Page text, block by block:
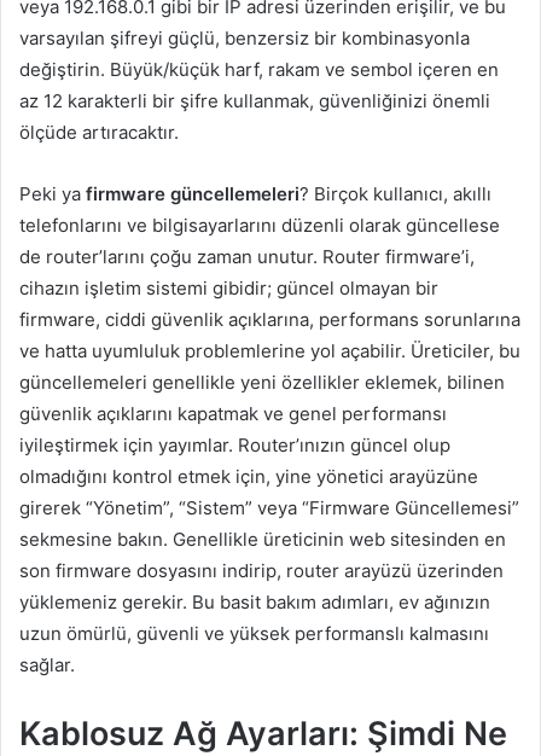
veya 192.168.0.1 gibi bir IP adresi üzerinden erişilir, ve bu
varsayılan şifreyi güçlü, benzersiz bir kombinasyonla
değiştirin. Büyük/küçük harf, rakam ve sembol içeren en
az 12 karakterli bir şifre kullanmak, güvenliğinizi önemli
ölçüde artıracaktır.
Peki ya firmware güncellemeleri? Birçok kullanıcı, akıllı
telefonlarını ve bilgisayarlarını düzenli olarak güncellese
de router’larını çoğu zaman unutur. Router firmware’i,
cihazın işletim sistemi gibidir; güncel olmayan bir
firmware, ciddi güvenlik açıklarına, performans sorunlarına
ve hatta uyumluluk problemlerine yol açabilir. Üreticiler, bu
güncellemeleri genellikle yeni özellikler eklemek, bilinen
güvenlik açıklarını kapatmak ve genel performansı
iyileştirmek için yayımlar. Router’ınızın güncel olup
olmadığını kontrol etmek için, yine yönetici arayüzüne
girerek “Yönetim”, “Sistem” veya “Firmware Güncellemesi”
sekmesine bakın. Genellikle üreticinin web sitesinden en
son firmware dosyasını indirip, router arayüzü üzerinden
yüklemeniz gerekir. Bu basit bakım adımları, ev ağınızın
uzun ömürlü, güvenli ve yüksek performanslı kalmasını
sağlar.
Kablosuz Ağ Ayarları: Şimdi Ne